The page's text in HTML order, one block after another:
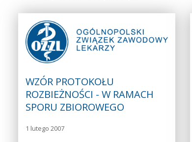
WZÓR PROTOKOŁU
ROZBIEŻNOŚCI - W RAMACH
SPORU ZBIOROWEGO
1 lutego 2007